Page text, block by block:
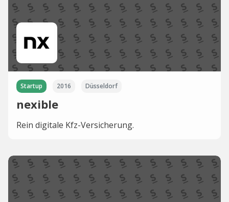
Startup 2016 Düsseldorf
nexible
Rein digitale Kfz-Versicherung.